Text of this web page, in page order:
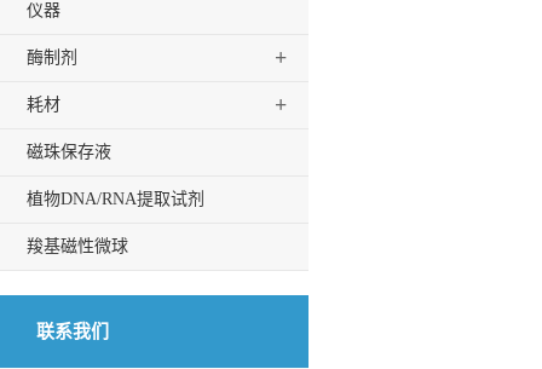
仪器
酶制剂 +
耗材 +
磁珠保存液
植物DNA/RNA提取试剂
羧基磁性微球
联系我们